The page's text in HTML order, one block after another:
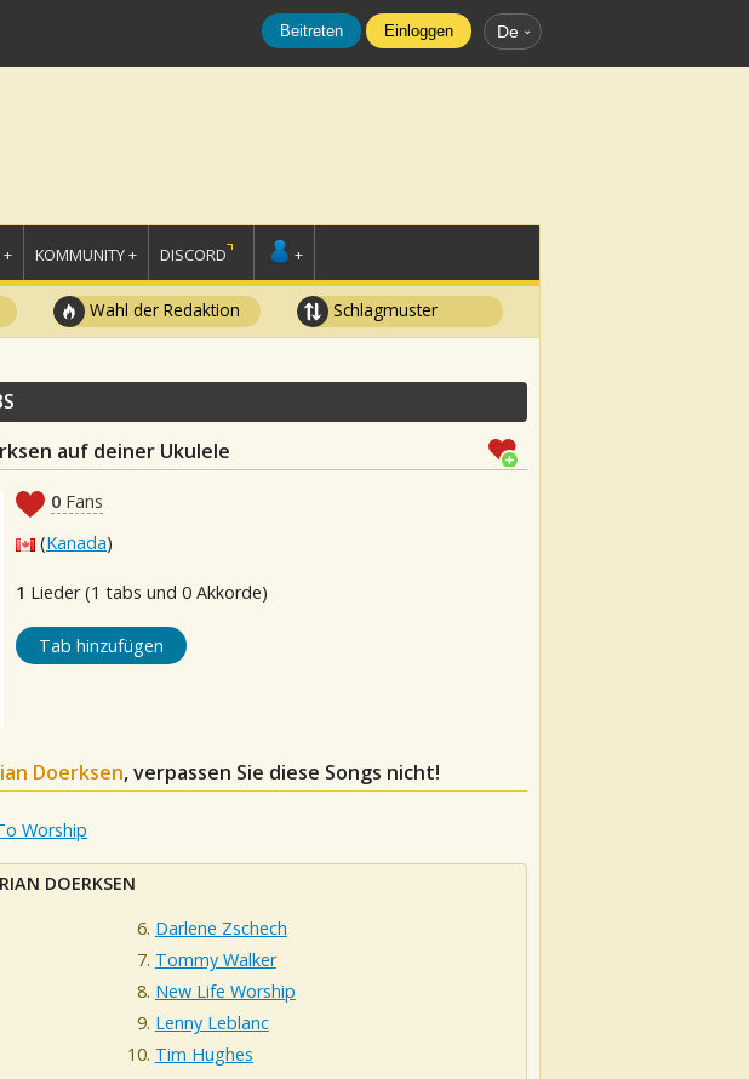
Beitreten Einloggen De
+ KOMMUNITY + DISCORD +
Wahl der Redaktion Schlagmuster
auf deiner Ukulele
0 Fans
(Kanada)
1 Lieder (1 tabs und 0 Akkorde)
Tab hinzufügen
Doerksen, verpassen Sie diese Songs nicht!
Worship
DOERKSEN
Darlene Zschech
Tommy Walker
New Life Worship
Lenny Leblanc
Tim Hughes